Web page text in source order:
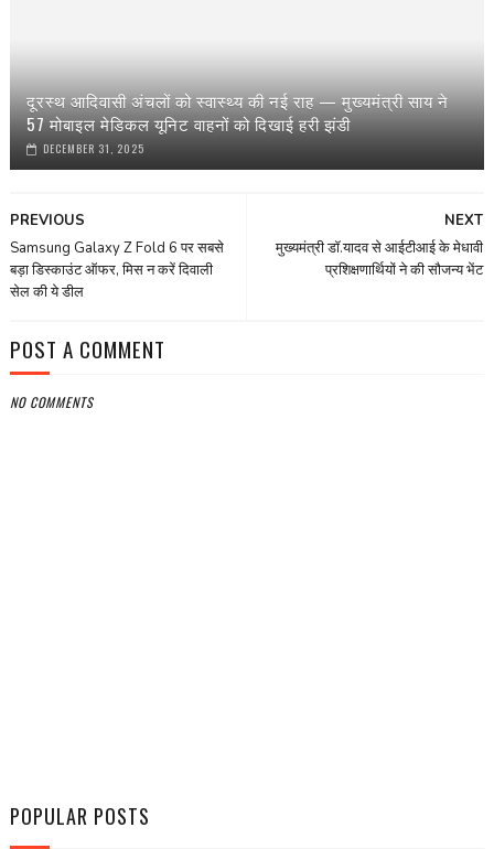
दूरस्थ आदिवासी अंचलों को स्वास्थ्य की नई राह — मुख्यमंत्री साय ने
57 मोबाइल मेडिकल यूनिट वाहनों को दिखाई हरी झंडी
DECEMBER 31, 2025
NEXT
मुख्यमंत्री डॉ.यादव से आईटीआई के मेधावी
प्रशिक्षणार्थियों ने की सौजन्य भेंट
PREVIOUS
Samsung Galaxy Z Fold 6 पर सबसे
बड़ा डिस्काउंट ऑफर, मिस न करें दिवाली
सेल की ये डील
POST A COMMENT
NO COMMENTS
POPULAR POSTS